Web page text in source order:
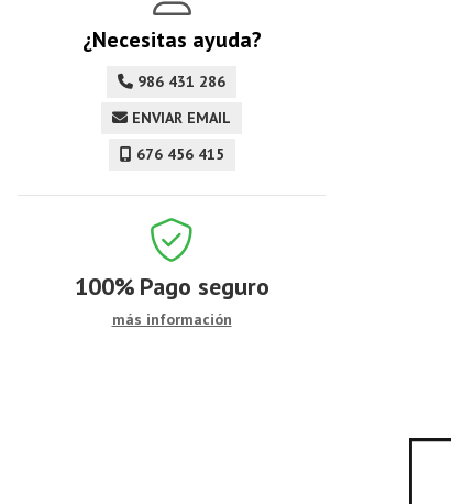
¿Necesitas ayuda?
986 431 286
ENVIAR EMAIL
676 456 415
100% Pago seguro
más información